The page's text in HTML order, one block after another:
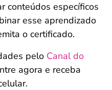
conteúdos específicos
esse aprendizado
o certificado.
pelo Canal do
agora e receba